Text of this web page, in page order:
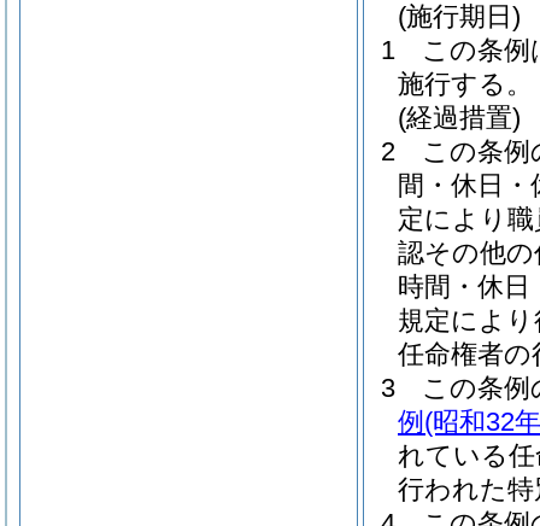
(施行期日)
1
この条例
施行する。
(経過措置)
2
この条例
間・休日
定により
認その他
時間・休
規定によ
任命権者
3
この条例
例 (昭和32
れている
行われた